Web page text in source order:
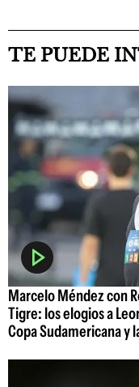
TE PUEDE
Marcelo Méndez con
Tigre: los elogios a
Copa Sudamericana y